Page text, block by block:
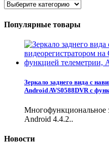
Популярные товары
Зеркало заднего вида с
Android AVS0588DVR с
Многофункциональное
Android 4.4.2..
Новости